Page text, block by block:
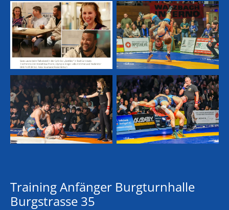
Training Anfänger Burgturnhalle
Burgstrasse 35